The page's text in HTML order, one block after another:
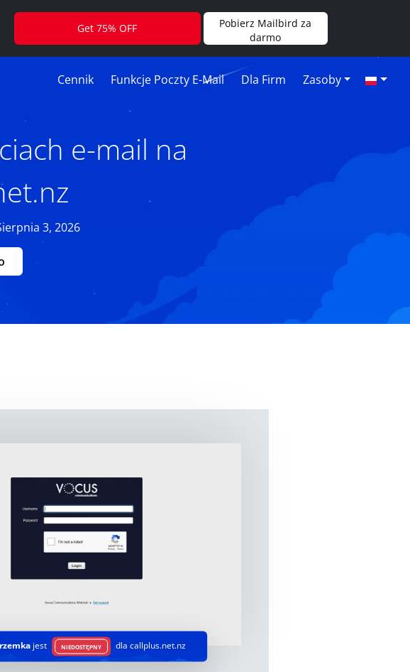
Cennik Funkcje Poczty E-Mail Dla Firm Zasoby
e-mail na
3, 2026
jest NIEDOSTĘPNY dla callplus.net.nz
Get 75% OFF
Pobierz Mailbird za
darmo